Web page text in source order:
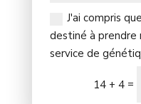
J'ai compris
destiné à prendre
service de
14 + 4 =